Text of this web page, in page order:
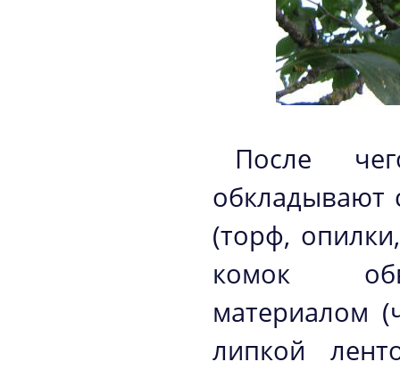
После
обкладывают
(торф,
комок
материалом
липкой